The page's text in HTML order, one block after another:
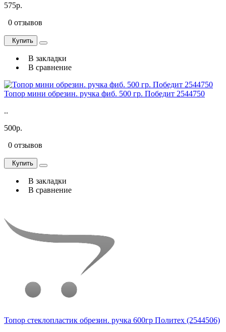
575р.
0 отзывов
Купить
В закладки
В сравнение
Топор мини обрезин. ручка фиб. 500 гр. Победит 2544750
..
500р.
0 отзывов
Купить
В закладки
В сравнение
Топор стеклопластик обрезин. ручка 600гр Политех (2544506)